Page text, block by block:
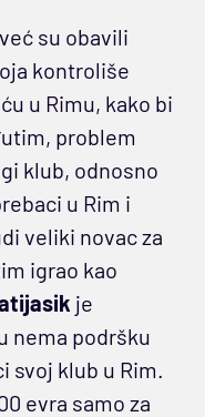
su obavili
kontroliše
u Rimu, kako bi
problem
klub, odnosno
u Rim i
veliki novac za
igrao kao
je
nema podršku
svoj klub u Rim.
evra samo za